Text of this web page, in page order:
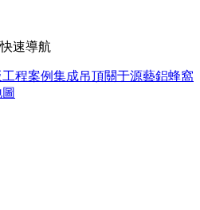
快速導航
工程案例集成吊頂關于源藝鋁蜂窩